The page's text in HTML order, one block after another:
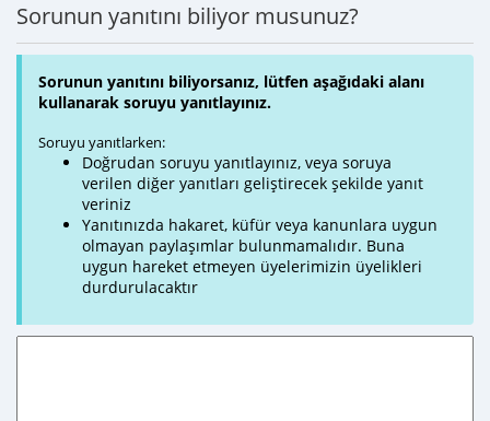
Sorunun yanıtını biliyor musunuz?
Sorunun yanıtını biliyorsanız, lütfen aşağıdaki alanı
kullanarak soruyu yanıtlayınız.
Soruyu yanıtlarken:
Doğrudan soruyu yanıtlayınız, veya soruya
verilen diğer yanıtları geliştirecek şekilde yanıt
veriniz
Yanıtınızda hakaret, küfür veya kanunlara uygun
olmayan paylaşımlar bulunmamalıdır. Buna
uygun hareket etmeyen üyelerimizin üyelikleri
durdurulacaktır